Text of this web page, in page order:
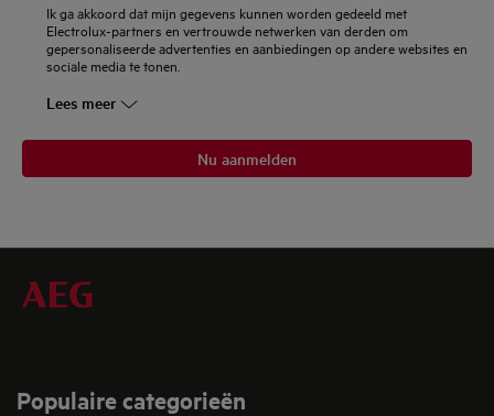
Ik ga akkoord dat mijn gegevens kunnen worden gedeeld met
Electrolux-partners en vertrouwde netwerken van derden om
gepersonaliseerde advertenties en aanbiedingen op andere websites en
sociale media te tonen.
Lees meer
Nu aanmelden
Populaire categorieën